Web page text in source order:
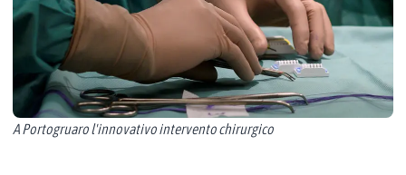
A Portogruaro l'innovativo intervento chirurgico